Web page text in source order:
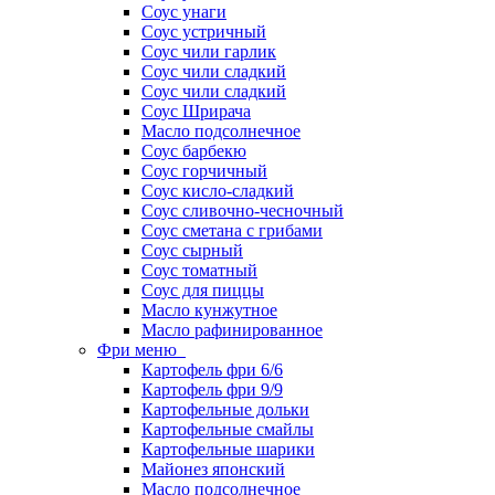
Соус унаги
Соус устричный
Соус чили гарлик
Соус чили сладкий
Соус чили сладкий
Соус Шрирача
Масло подсолнечное
Соус барбекю
Соус горчичный
Соус кисло-сладкий
Соус сливочно-чесночный
Соус сметана с грибами
Соус сырный
Соус томатный
Соус для пиццы
Масло кунжутное
Масло рафинированное
Фри меню
Картофель фри 6/6
Картофель фри 9/9
Картофельные дольки
Картофельные смайлы
Картофельные шарики
Майонез японский
Масло подсолнечное